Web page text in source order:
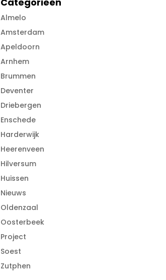
Almelo
Amsterdam
Apeldoorn
Arnhem
Brummen
Deventer
Driebergen
Enschede
Harderwijk
Heerenveen
Hilversum
Huissen
Nieuws
Oldenzaal
Oosterbeek
Project
Soest
Zutphen